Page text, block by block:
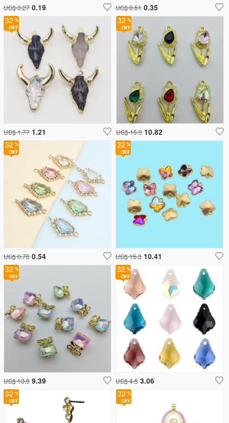
US$ 0.27 0.19 US$ 0.51 0.35
32
US$ 1.77 1.21
32
US$ 0.78 0.54
32
US$ 15.9 10.82
32
US$ 15.3 10.41
32
US$ 13.8 9.39
32
US$ 4.5 3.06
32
32